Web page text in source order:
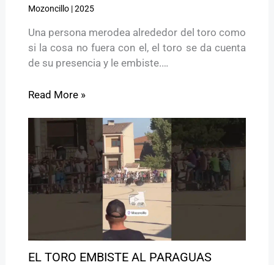
Mozoncillo|2025
Una persona merodea alrededor del toro como
si la cosa no fuera con el, el toro se da cuenta
de su presencia y le embiste.…
Read More »
EL TORO EMBISTE AL PARAGUAS